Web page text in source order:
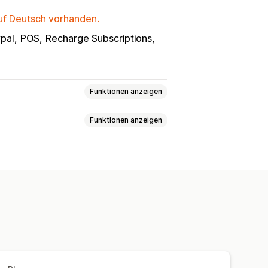
Deutsch vorhanden.
POS Recharge Subscriptions
Funktionen anzeigen
Funktionen anzeigen